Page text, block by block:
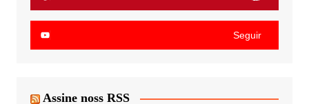
Seguir
Assine noss RSS